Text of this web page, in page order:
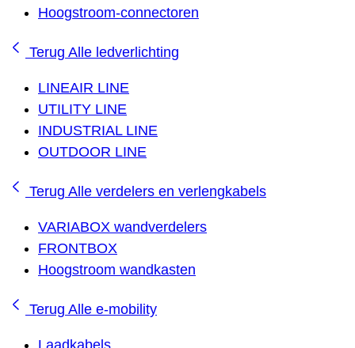
Hoogstroom-connectoren
Terug Alle ledverlichting
LINEAIR LINE
UTILITY LINE
INDUSTRIAL LINE
OUTDOOR LINE
Terug Alle verdelers en verlengkabels
VARIABOX wandverdelers
FRONTBOX
Hoogstroom wandkasten
Terug Alle e-mobility
Laadkabels